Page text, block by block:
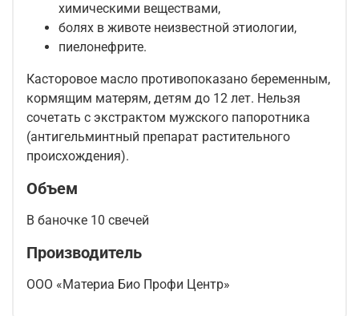
химическими веществами,
болях в животе неизвестной этиологии,
пиелонефрите.
Касторовое масло противопоказано беременным,
кормящим матерям, детям до 12 лет. Нельзя
сочетать с экстрактом мужского папоротника
(антигельминтный препарат растительного
происхождения).
Объем
В баночке 10 свечей
Производитель
ООО «Материа Био Профи Центр»